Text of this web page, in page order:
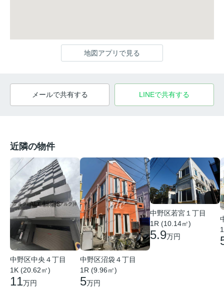
地図アプリで見る
メールで共有する LINEで共有する
近隣の物件
中野区中央４丁目
1K (20.62㎡)
11万円
中野区沼袋４丁目
1R (9.96㎡)
5万円
中野区若宮１丁目
1R (10.14㎡)
5.9万円